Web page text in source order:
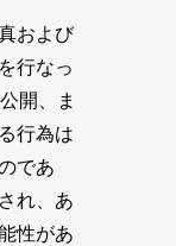
および
行なっ
開、ま
行為は
であ
れ、あ
性があ